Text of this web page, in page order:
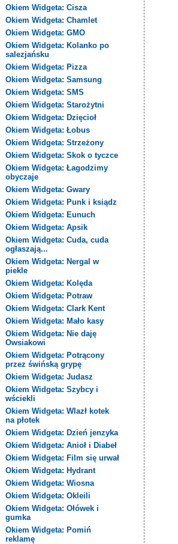
Okiem Widgeta: Cisza
Okiem Widgeta: Chamlet
Okiem Widgeta: GMO
Okiem Widgeta: Kolanko po
salezjańsku
Okiem Widgeta: Pizza
Okiem Widgeta: Samsung
Okiem Widgeta: SMS
Okiem Widgeta: Starożytni
Okiem Widgeta: Dzięcioł
Okiem Widgeta: Łobus
Okiem Widgeta: Strzeżony
Okiem Widgeta: Skok o tyczce
Okiem Widgeta: Łagodzimy
obyczaje
Okiem Widgeta: Gwary
Okiem Widgeta: Punk i ksiądz
Okiem Widgeta: Eunuch
Okiem Widgeta: Apsik
Okiem Widgeta: Cuda, cuda
ogłaszają...
Okiem Widgeta: Nergal w
piekle
Okiem Widgeta: Kolęda
Okiem Widgeta: Potraw
Okiem Widgeta: Clark Kent
Okiem Widgeta: Mało kasy
Okiem Widgeta: Nie daję
Owsiakowi
Okiem Widgeta: Potrącony
przez świńską grypę
Okiem Widgeta: Judasz
Okiem Widgeta: Szybcy i
wściekli
Okiem Widgeta: Wlazł kotek
na płotek
Okiem Widgeta: Dzień jenzyka
Okiem Widgeta: Anioł i Diabeł
Okiem Widgeta: Film się urwał
Okiem Widgeta: Hydrant
Okiem Widgeta: Wiosna
Okiem Widgeta: Okleili
Okiem Widgeta: Ołówek i
gumka
Okiem Widgeta: Pomiń
reklamę